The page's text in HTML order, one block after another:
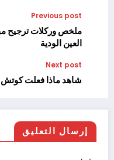
Previous post
ملخص وركلات ترجيح
العين الودية
Next post
شاهد ماذا فعلت كوتش يمني مومن في يوجا سنة
إرسال التعليق